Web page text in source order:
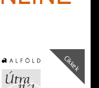
Cikkek